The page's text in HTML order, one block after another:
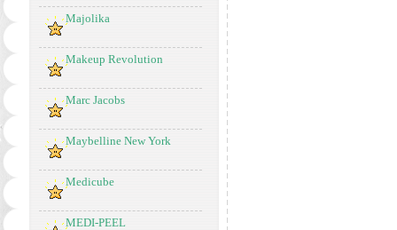
Majolika
Makeup Revolution
Marc Jacobs
Maybelline New York
Medicube
MEDI-PEEL